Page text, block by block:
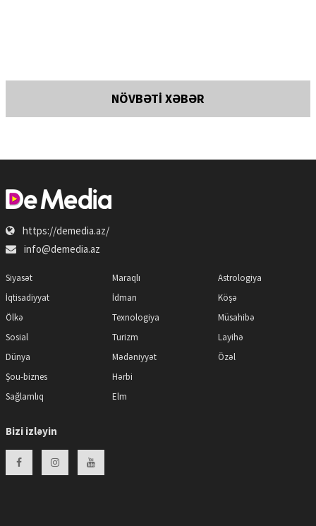
NÖVBƏTİ XƏBƏR
https://demedia.az/
info@demedia.az
Siyasət
İqtisadiyyat
Ölkə
Sosial
Dünya
Şou-biznes
Sağlamlıq
Maraqlı
İdman
Texnologiya
Turizm
Mədəniyyət
Hərbi
Elm
Astrologiya
Köşə
Müsahibə
Layihə
Özəl
Bizi izləyin